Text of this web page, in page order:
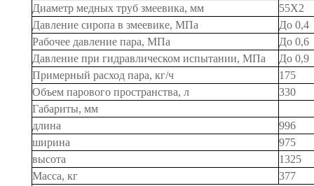
Диаметр медных труб змеевика, мм
55X2
Давление сиропа в змеевике, МПа
До 0,4
Рабочее давление пара, МПа
До 0,6
Давление при гидравлическом испытании, МПа
До 0,9
Примерный расход пара, кг/ч
175
Объем парового пространства, л
330
Габариты, мм
длина
996
ширина
975
высота
1325
Масса, кг
377